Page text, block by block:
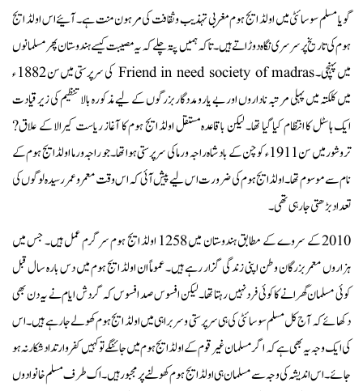
گویا مسلم سوسائٹی میں اولڈ ایج ہوم مغربی تہذیب وثقافت کی مرہون منت ہے۔ آئیے اس اولڈ ایج
ہوم کی تاریخ پر سرسری نگاہ دوڑاتے ہیں۔ تاکہ ہمیں پتہ چلے کہ یہ مصیبت کیسے ہندوستان پھر مسلمانوں
میں پہنچی۔ Friend in need society of madras کی سرپرستی میں سن 1882 ء
میں کلکتہ میں پہلی مرتبہ ناداروں اور بے یارومددگار بزرگوں کے لیے مذکورہ بالا تنظیم کی زیر قیادت
ایک ہاسٹل کا انتظام کیا گیا تھا۔ لیکن باقاعدہ مستقل اولڈ ایج ہوم کا آغاز ریاست کیرالا کے علاق?
تروشور میں سن 1911ء کوچن کے بادشاہ راجہ ورما کی سرپرستی ہوا تھا۔ جو راجہ ورما اولڈ ایج ہوم کے
نام سے موسوم تھا۔ اولڈ ایج ہوم کی ضرورت اس لیے پیش آئی کہ اس وقت معمر وعمر رسیدہ لوگوں کی
تعداد بڑھتی جارہی تھی۔
2010 کے سروے کے مطابق ہندوستان میں 1258 اولڈ ایج ہوم سرگرم عمل ہیں۔ جس میں
ہزاروں معمر بزرگان وطن اپنی زندگی گزار رہے ہیں۔ عموماً ان اولڈ ایج ہوم میں دس بارہ سال قبل
کوئی مسلمان گھرانے کا کوئی فرد نہیں رہتا تھا۔ لیکن افسوس صد افسوس کہ گردش ایام نے یہ دن بھی
دکھائے کہ آج کل مسلم سوسائٹی کی ہی سرپرستی وسربراہی میں اولڈ ایج ہوم کھولے جارہے ہیں۔ اس
کی ایک وجہ یہ بھی ہے کہ اگر مسلمان غیر قوم کے اولڈ ایج ہوم میں جائنگے تو کہیں کفر و ارتداد شکار نہ ہو
جائے۔ اس اندیشہ کی وجہ سے مسلمان ہی اولڈ ایج ہوم کھولنے پر مجبور ہیں۔ اک طرف مسلم خانوادوں